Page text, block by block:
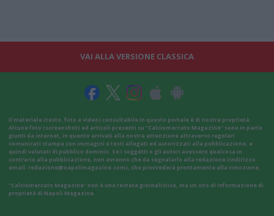
VAI ALLA VERSIONE CLASSICA
Il materiale (testo, foto e video) consultabile in questo portale è di nostra proprietà.
Alcune foto (screenshot) ed articoli presenti su "Calciomercato Magazine" sono in parte
giunti da internet, in quanto arrivati alla nostra attenzione attraverso regolari
comunicati stampa con immagini e testi allegati ed autorizzati alla pubblicazione, e
quindi valutati di pubblico dominio. Se i soggetti o gli autori avessero qualcosa in
contrario alla pubblicazione, non avranno che da segnalarlo alla redazione (indirizzo
email: redazione@napolimagazine.com), che provvederà prontamente alla rimozione.
"Calciomercato Magazine" non è una testata giornalistica, ma un sito di informazione di
proprietà di Napoli Magazine.